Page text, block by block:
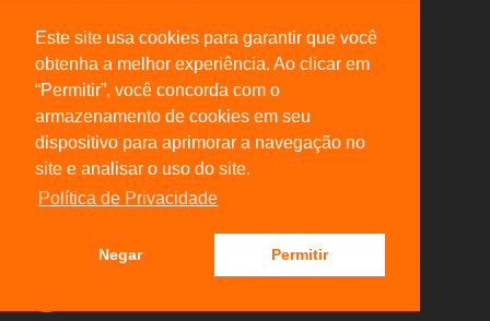
Este site usa cookies para garantir que você
obtenha a melhor experiência. Ao clicar em
“Permitir”, você concorda com o
armazenamento de cookies em seu
dispositivo para aprimorar a navegação no
site e analisar o uso do site.
Política de Privacidade
Negar Permitir
FALE CONOSCO
Telefone: (11) 2553.3160
Whatsapp: (11) 94763.5711
comercial@m2sondagem.com.br
08460-120